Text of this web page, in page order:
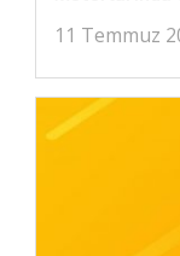
11 Temmuz